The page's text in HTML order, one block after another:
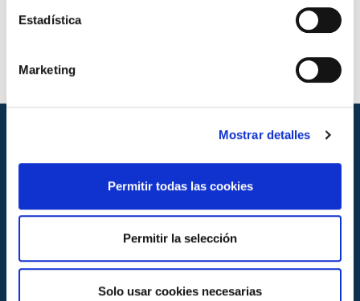
Estadística
Marketing
Mostrar detalles
Permitir todas las cookies
Permitir la selección
Solo usar cookies necesarias